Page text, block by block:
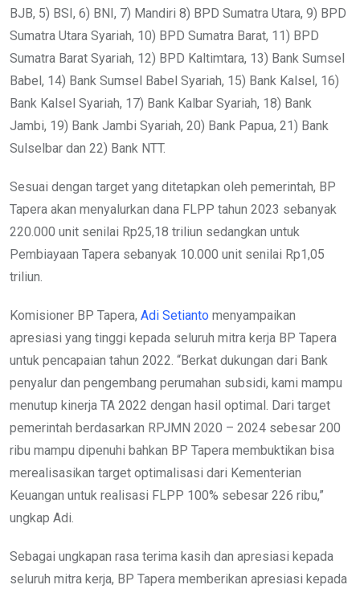
BJB, 5) BSI, 6) BNI, 7) Mandiri 8) BPD Sumatra Utara, 9) BPD
Sumatra Utara Syariah, 10) BPD Sumatra Barat, 11) BPD
Sumatra Barat Syariah, 12) BPD Kaltimtara, 13) Bank Sumsel
Babel, 14) Bank Sumsel Babel Syariah, 15) Bank Kalsel, 16)
Bank Kalsel Syariah, 17) Bank Kalbar Syariah, 18) Bank
Jambi, 19) Bank Jambi Syariah, 20) Bank Papua, 21) Bank
Sulselbar dan 22) Bank NTT.
Sesuai dengan target yang ditetapkan oleh pemerintah, BP
Tapera akan menyalurkan dana FLPP tahun 2023 sebanyak
220.000 unit senilai Rp25,18 triliun sedangkan untuk
Pembiayaan Tapera sebanyak 10.000 unit senilai Rp1,05
triliun.
Komisioner BP Tapera, Adi Setianto menyampaikan
apresiasi yang tinggi kepada seluruh mitra kerja BP Tapera
untuk pencapaian tahun 2022. “Berkat dukungan dari Bank
penyalur dan pengembang perumahan subsidi, kami mampu
menutup kinerja TA 2022 dengan hasil optimal. Dari target
pemerintah berdasarkan RPJMN 2020 – 2024 sebesar 200
ribu mampu dipenuhi bahkan BP Tapera membuktikan bisa
merealisasikan target optimalisasi dari Kementerian
Keuangan untuk realisasi FLPP 100% sebesar 226 ribu,”
ungkap Adi.
Sebagai ungkapan rasa terima kasih dan apresiasi kepada
seluruh mitra kerja, BP Tapera memberikan apresiasi kepada